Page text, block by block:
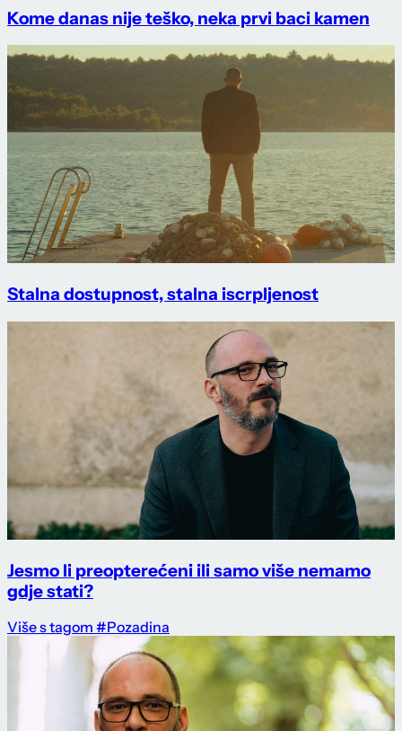
Kome danas nije teško, neka prvi baci kamen
Stalna dostupnost, stalna iscrpljenost
Jesmo li preopterećeni ili samo više nemamo
gdje stati?
Više s tagom #Pozadina